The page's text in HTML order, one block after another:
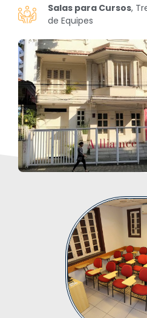
Salas para Cursos,
de Equipes